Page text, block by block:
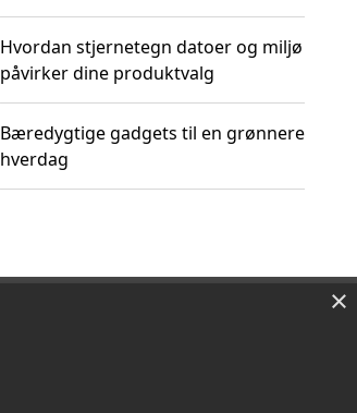
Hvordan stjernetegn datoer og miljø
påvirker dine produktvalg
Bæredygtige gadgets til en grønnere
hverdag
×